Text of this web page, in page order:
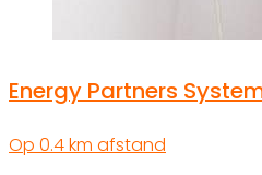
Energy Partners
Op 0.4 km afstand